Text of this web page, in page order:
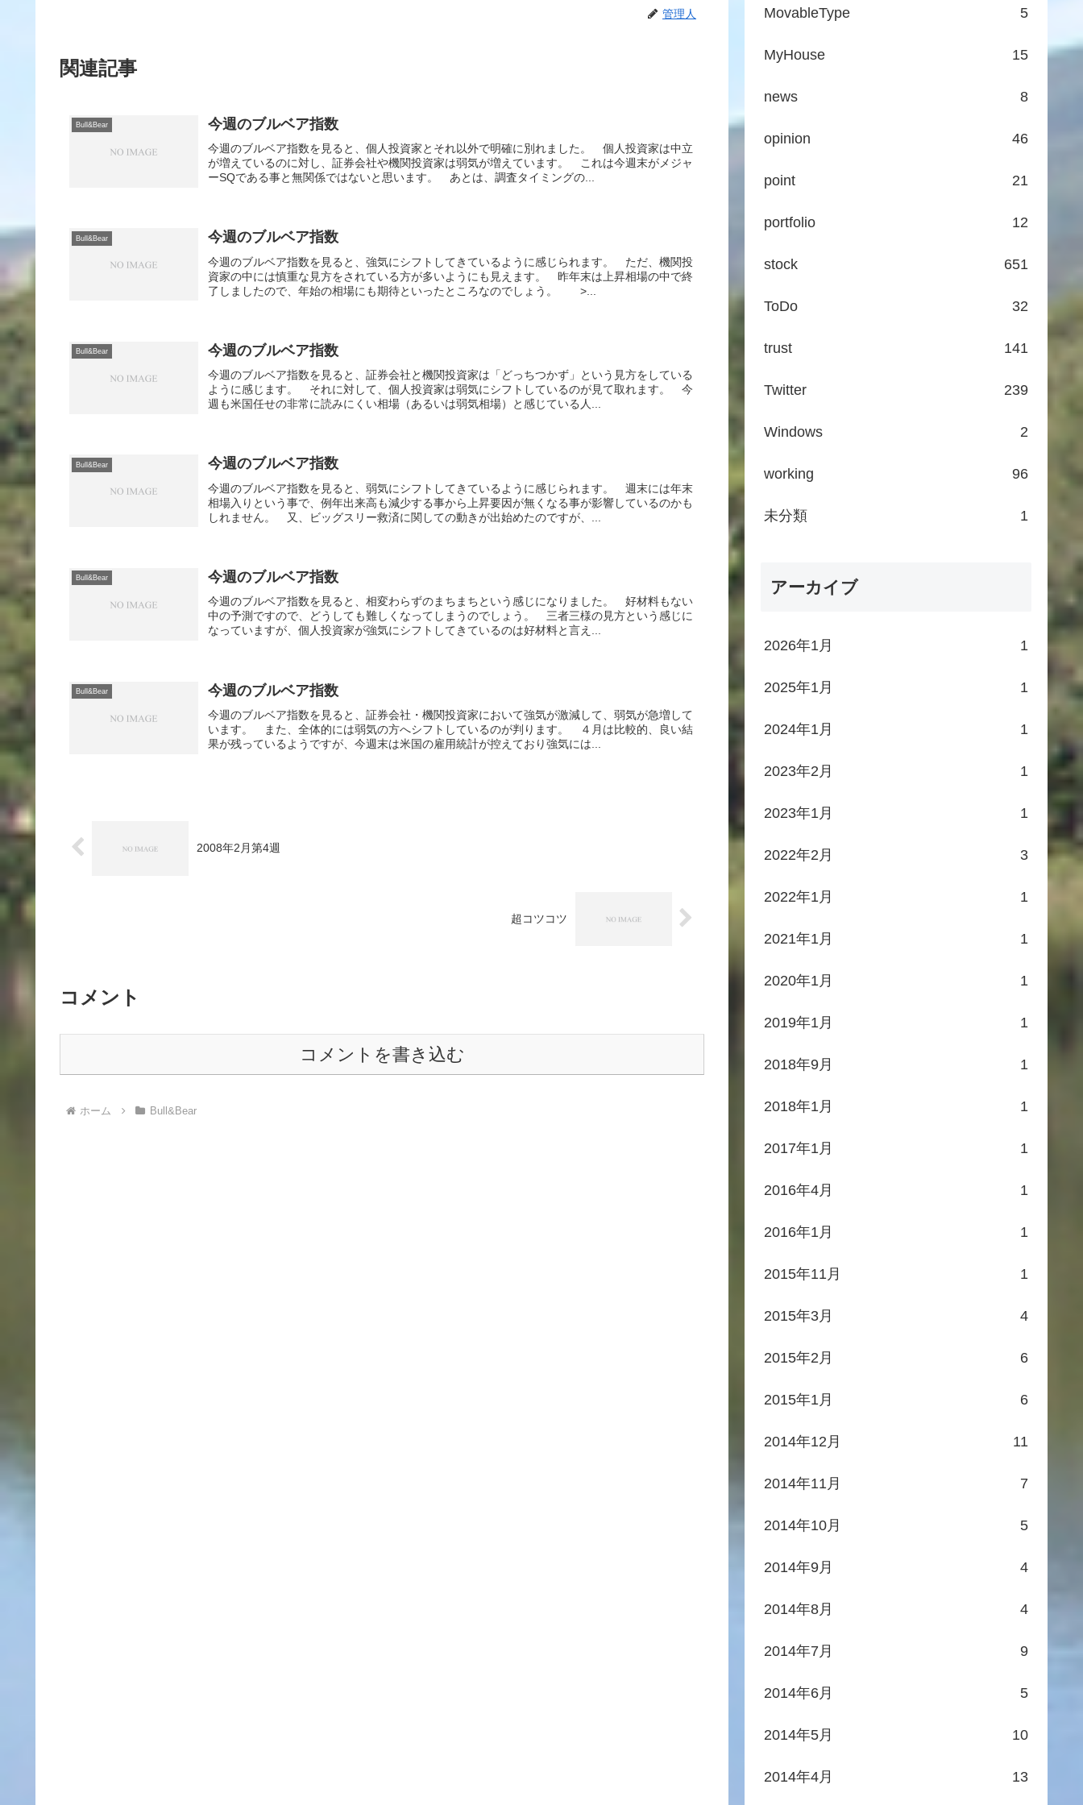
管理人
関連記事
Bull&Bear 今週のブルベア指数
今週のブルベア指数を見ると、個人投資家とそれ以外で明確に別れました。 個人投資家は中立
が増えているのに対し、証券会社や機関投資家は弱気が増えています。 これは今週末がメジャ
ーSQである事と無関係ではないと思います。 あとは、調査タイミングの...
Bull&Bear 今週のブルベア指数
今週のブルベア指数を見ると、強気にシフトしてきているように感じられます。 ただ、機関投
資家の中には慎重な見方をされている方が多いようにも見えます。 昨年末は上昇相場の中で終
了しましたので、年始の相場にも期待といったところなのでしょう。 >...
Bull&Bear 今週のブルベア指数
今週のブルベア指数を見ると、証券会社と機関投資家は「どっちつかず」という見方をしている
ように感じます。 それに対して、個人投資家は弱気にシフトしているのが見て取れます。 今
週も米国任せの非常に読みにくい相場（あるいは弱気相場）と感じている人...
Bull&Bear 今週のブルベア指数
今週のブルベア指数を見ると、弱気にシフトしてきているように感じられます。 週末には年末
相場入りという事で、例年出来高も減少する事から上昇要因が無くなる事が影響しているのかも
しれません。 又、ビッグスリー救済に関しての動きが出始めたのですが、...
Bull&Bear 今週のブルベア指数
今週のブルベア指数を見ると、相変わらずのまちまちという感じになりました。 好材料もない
中の予測ですので、どうしても難しくなってしまうのでしょう。 三者三様の見方という感じに
なっていますが、個人投資家が強気にシフトしてきているのは好材料と言え...
Bull&Bear 今週のブルベア指数
今週のブルベア指数を見ると、証券会社・機関投資家において強気が激減して、弱気が急増して
います。 また、全体的には弱気の方へシフトしているのが判ります。 ４月は比較的、良い結
果が残っているようですが、今週末は米国の雇用統計が控えており強気には...
2008年2月第4週
超コツコツ
コメント
コメントを書き込む
ホーム Bull&Bear
MovableType 5
MyHouse 15
news 8
opinion 46
point 21
portfolio 12
stock 651
ToDo 32
trust 141
Twitter 239
Windows 2
working 96
未分類 1
アーカイブ
2026年1月 1
2025年1月 1
2024年1月 1
2023年2月 1
2023年1月 1
2022年2月 3
2022年1月 1
2021年1月 1
2020年1月 1
2019年1月 1
2018年9月 1
2018年1月 1
2017年1月 1
2016年4月 1
2016年1月 1
2015年11月 1
2015年3月 4
2015年2月 6
2015年1月 6
2014年12月 11
2014年11月 7
2014年10月 5
2014年9月 4
2014年8月 4
2014年7月 9
2014年6月 5
2014年5月 10
2014年4月 13